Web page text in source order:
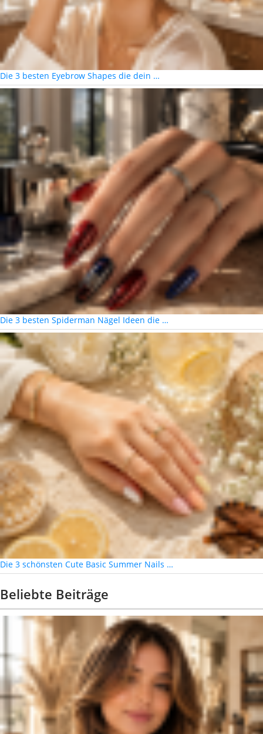
Die 3 besten Eyebrow Shapes die dein …
Die 3 besten Spiderman Nägel Ideen die …
Die 3 schönsten Cute Basic Summer Nails …
Beliebte Beiträge